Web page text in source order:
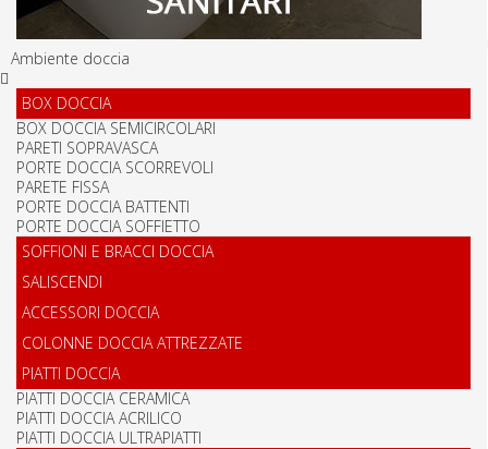
Ambiente doccia
BOX DOCCIA
BOX DOCCIA SEMICIRCOLARI
PARETI SOPRAVASCA
PORTE DOCCIA SCORREVOLI
PARETE FISSA
PORTE DOCCIA BATTENTI
PORTE DOCCIA SOFFIETTO
SOFFIONI E BRACCI DOCCIA
SALISCENDI
ACCESSORI DOCCIA
COLONNE DOCCIA ATTREZZATE
PIATTI DOCCIA
PIATTI DOCCIA CERAMICA
PIATTI DOCCIA ACRILICO
PIATTI DOCCIA ULTRAPIATTI